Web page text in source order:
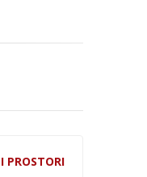
PROSTORI